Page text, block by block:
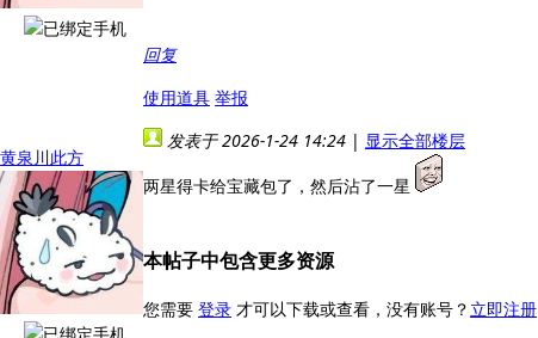
回复
使用道具 举报
黄泉川此方
发表于 2026-1-24 14:24 | 显示全部楼层
两星得卡给宝藏包了，然后沾了一星
本帖子中包含更多资源
您需要 登录 才可以下载或查看，没有账号？ 立即注册